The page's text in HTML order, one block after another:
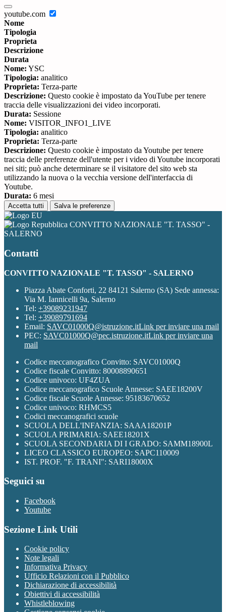
youtube.com
Nome
Tipologia
Proprieta
Descrizione
Durata
Nome: YSC
Tipologia: analitico
Proprieta: Terza-parte
Descrizione: Questo cookie è impostato da YouTube per tenere
traccia delle visualizzazioni dei video incorporati.
Durata: Sessione
Nome: VISITOR_INFO1_LIVE
Tipologia: analitico
Proprieta: Terza-parte
Descrizione: Questo cookie è impostato da Youtube per tenere
traccia delle preferenze dell'utente per i video di Youtube incorporati
nei siti; può anche determinare se il visitatore del sito web sta
utilizzando la nuova o la vecchia versione dell'interfaccia di
Youtube.
Durata: 6 mesi
Accetta tutti Salva le preferenze
CONVITTO NAZIONALE "T. TASSO" -
SALERNO
Contatti
CONVITTO NAZIONALE "T. TASSO" - SALERNO
Piazza Abate Conforti, 22 84121 Salerno (SA) Sede annessa:
Via M. Iannicelli 9a, Salerno
Tel: +39089231947
Tel: +39089791694
Email: SAVC01000Q@istruzione.itLink per inviare una mail
PEC: SAVC01000Q@pec.istruzione.itLink per inviare una
mail
Codice meccanografico Convitto: SAVC01000Q
Codice fiscale Convitto: 80008890651
Codice univoco: UF4ZUA
Codice meccanografico Scuole Annesse: SAEE18200V
Codice fiscale Scuole Annesse: 95183670652
Codice univoco: RHMCS5
Codici meccanografici scuole
SCUOLA DELL'INFANZIA: SAAA18201P
SCUOLA PRIMARIA: SAEE18201X
SCUOLA SECONDARIA DI I GRADO: SAMM18900L
LICEO CLASSICO EUROPEO: SAPC110009
IST. PROF. "F. TRANI": SARI18000X
Seguici su
Facebook
Youtube
Sezione Link Utili
Cookie policy
Note legali
Informativa Privacy
Ufficio Relazioni con il Pubblico
Dichiarazione di accessibilità
Obiettivi di accessibilità
Whistleblowing